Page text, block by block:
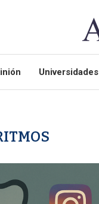
Universidades